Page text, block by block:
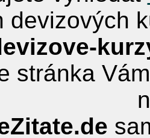
devizových
stránka